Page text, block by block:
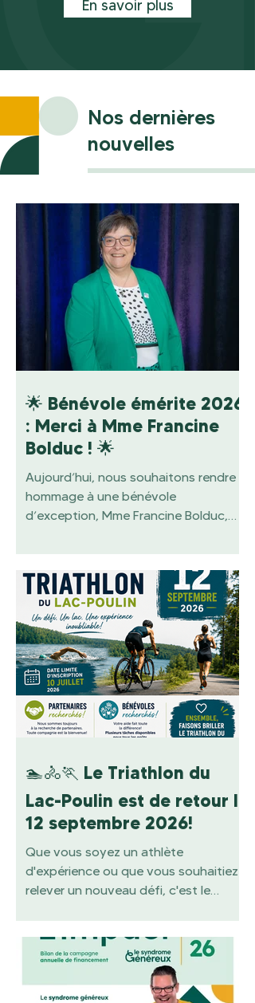
En savoir plus
Nos dernières
nouvelles
🌟 Bénévole émérite 2026
: Merci à Mme Francine
Bolduc ! 🌟
Aujourd’hui, nous souhaitons rendre
hommage à une bénévole
d’exception, Mme Francine Bolduc,
l’ombre, mais toujours présente
lorsqu’on a besoin d’elle, Francine
contribue grandement aux activités
de la Fondation Santé Beauce-
Etchemin. Accompagnée de plusieurs
anciennes collègues de travail tout
aussi dévouées, elle consacre
généreusement son temps au
publipostage de nos reçus, dépliants
et autres envois postaux. Que ce soit
🏊🚴🏃 Le Triathlon du
Lac-Poulin est de retour le
12 septembre 2026!
Que vous soyez un athlète
d'expérience ou que vous souhaitiez
relever un nouveau défi, c'est le
tardez pas à réserver votre place! 🤝
Nous sommes également à la
recherche de partenaires! Toute